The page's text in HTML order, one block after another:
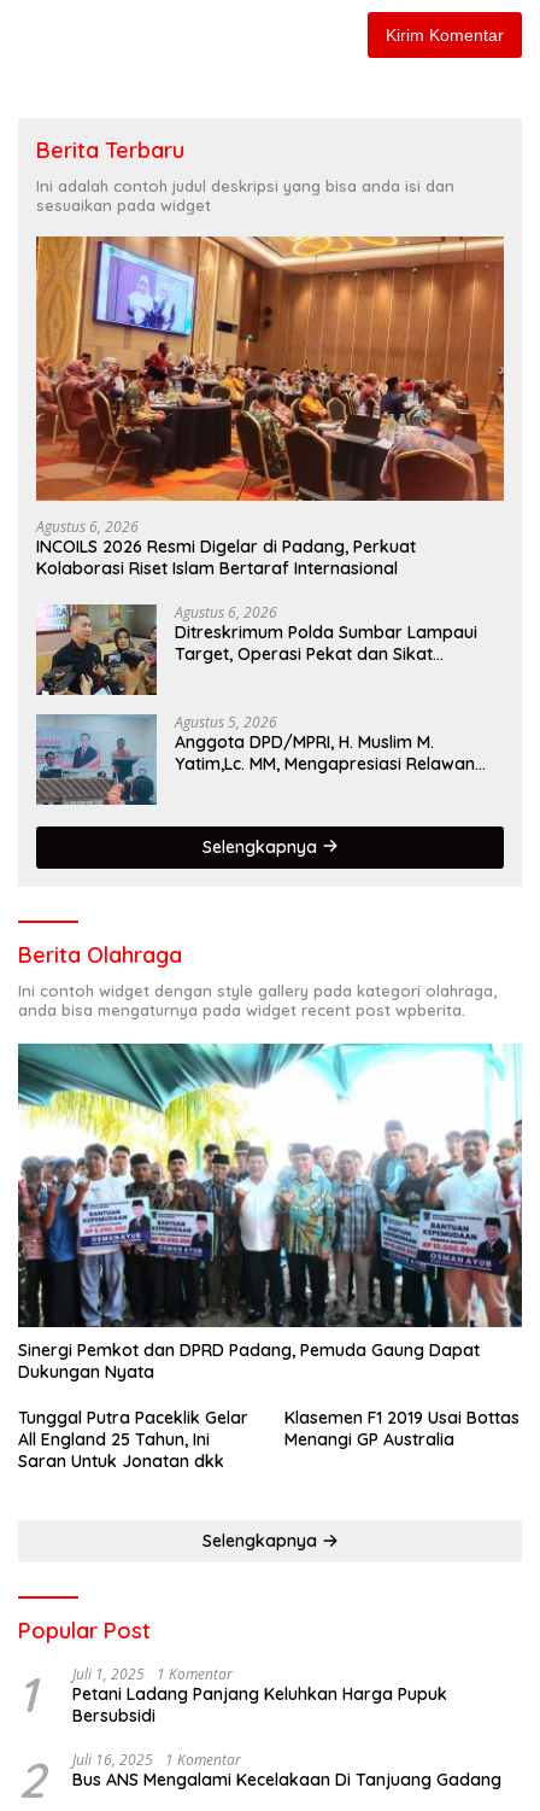
Berita Terbaru
Ini adalah contoh judul deskripsi yang bisa anda isi dan
sesuaikan pada widget
Agustus 6, 2026
INCOILS 2026 Resmi Digelar di Padang, Perkuat
Kolaborasi Riset Islam Bertaraf Internasional
Agustus 6, 2026
Ditreskrimum Polda Sumbar Lampaui
Target, Operasi Pekat dan Sikat
Agustus 5, 2026
Anggota DPD/MPRI, H. Muslim M.
Yatim,Lc. MM, Mengapresiasi Relawan
Selengkapnya
Berita Olahraga
Ini contoh widget dengan style gallery pada kategori olahraga,
anda bisa mengaturnya pada widget recent post wpberita.
Sinergi Pemkot dan DPRD Padang, Pemuda Gaung Dapat
Dukungan Nyata
Tunggal Putra Paceklik Gelar
All England 25 Tahun, Ini
Saran Untuk Jonatan dkk
Klasemen F1 2019 Usai Bottas
Menangi GP Australia
Selengkapnya
Popular Post
1 Juli 1, 2025 1 Komentar
Petani Ladang Panjang Keluhkan Harga Pupuk
Bersubsidi
2 Juli 16, 2025 1 Komentar
Bus ANS Mengalami Kecelakaan Di Tanjuang Gadang